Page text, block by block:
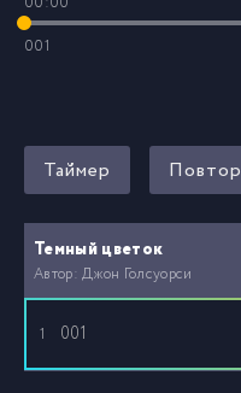
001
Таймер Повтор
Темный цветок
Автор: Джон Голсуорси
1 001